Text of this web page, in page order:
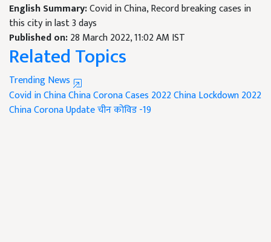
English Summary:Covid in China, Record breaking cases in
this city in last 3 days
Published on:28 March 2022, 11:02 AM IST
Related Topics
Trending News
Covid in ChinaChina Corona Cases 2022China Lockdown 2022
China Corona Updateचीन कोविड -19